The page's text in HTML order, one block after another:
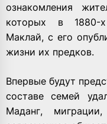
ознакомления
которых в 1880-
Маклай, с его
жизни их предков.
Впервые будут
составе семей
Маданг,